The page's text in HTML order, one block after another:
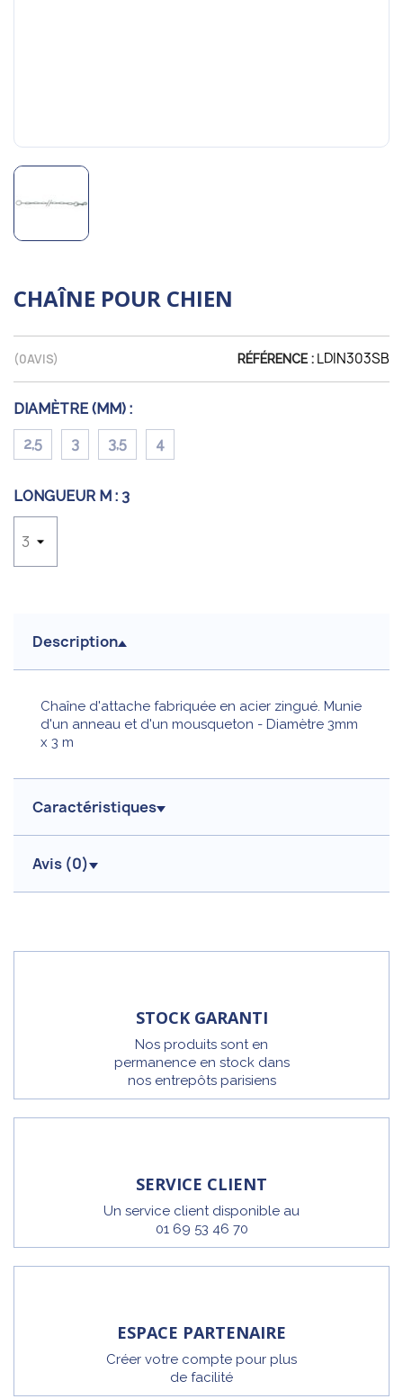
CHAÎNE POUR CHIEN
(0AVIS) RÉFÉRENCE : LDIN303SB
DIAMÈTRE (MM) :
2,5 3 3,5 4
LONGUEUR M : 3
Description
Chaîne d'attache fabriquée en acier zingué. Munie
d'un anneau et d'un mousqueton - Diamètre 3mm
x 3 m
Caractéristiques
Avis (0)
STOCK GARANTI
Nos produits sont en
permanence en stock dans
nos entrepôts parisiens
SERVICE CLIENT
Un service client disponible au
01 69 53 46 70
ESPACE PARTENAIRE
Créer votre compte pour plus
de facilité